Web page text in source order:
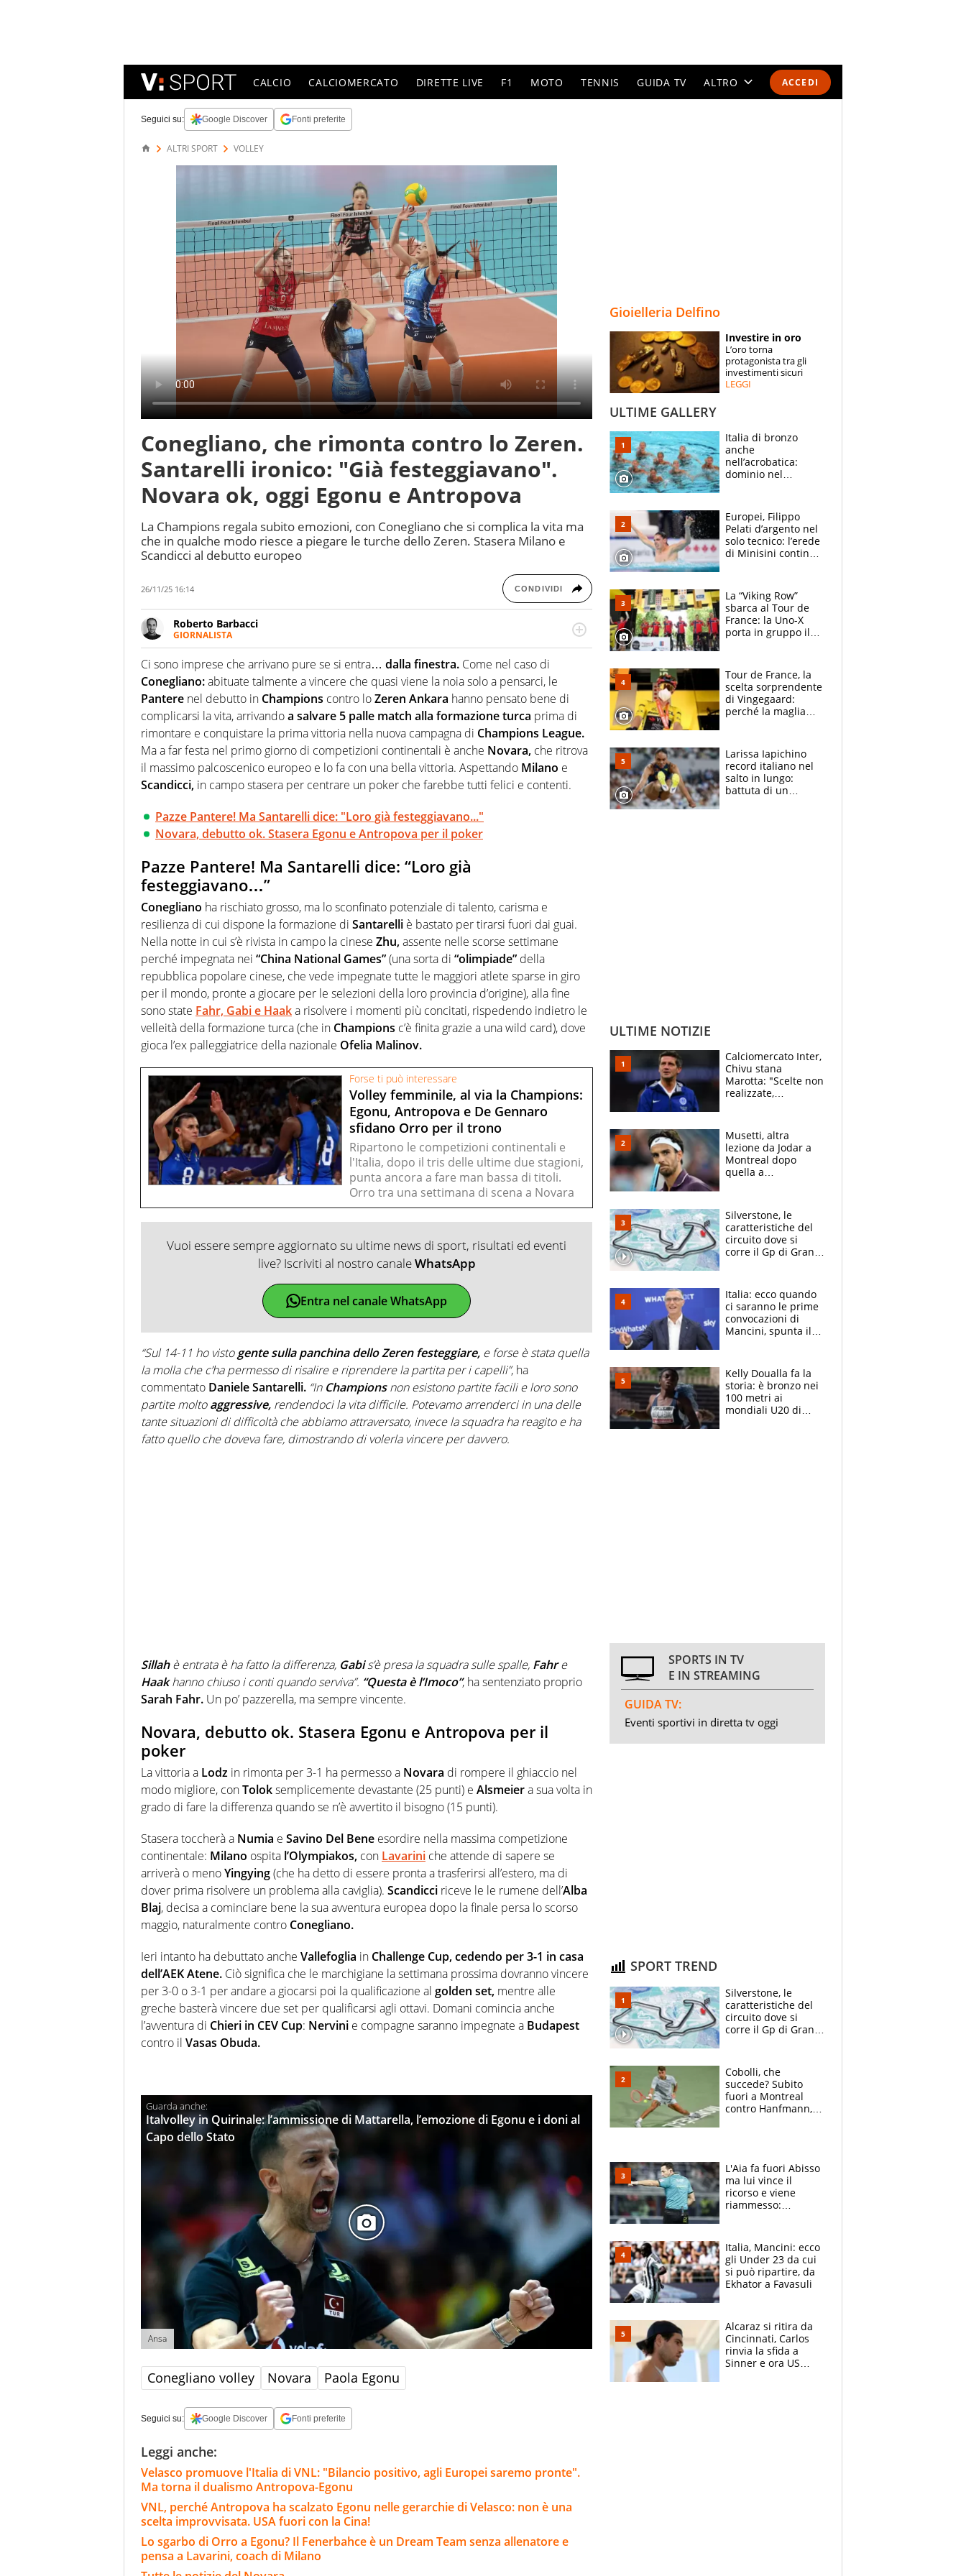
ACCEDI
CALCIO CALCIOMERCATO DIRETTE LIVE F1 MOTO TENNIS GUIDA TV ALTRO
SPECIALI
ESPERTI
Seguici su: Google Discover Fonti preferite
ALTRI SPORT VOLLEY
Conegliano, che rimonta contro lo Zeren.
Santarelli ironico: "Già festeggiavano".
Novara ok, oggi Egonu e Antropova
La Champions regala subito emozioni, con Conegliano che si complica la vita ma
che in qualche modo riesce a piegare le turche dello Zeren. Stasera Milano e
Scandicci al debutto europeo
26/11/25 16:14 CONDIVIDI
Roberto Barbacci
GIORNALISTA
Giornalista (pubblicista) sportivo a tutto campo, è il tuttologo di Virgilio Sport. Provate a
chiedergli di boxe, di scherma, di volley o di curling: ve ne farà innamorare
Ci sono imprese che arrivano pure se si entra… dalla finestra. Come nel caso di
Conegliano:abituate talmente a vincere che quasi viene la noia solo a pensarci, le
Pantere nel debutto in Champions contro loZeren Ankara hanno pensato bene di
complicarsi la vita, arrivandoa salvare 5 palle match alla formazione turca prima di
rimontare e conquistare la prima vittoria nella nuova campagna di Champions League.
Ma a far festa nel primo giorno di competizioni continentali è anche Novara, che ritrova
il massimo palcoscenico europeo e lo fa con una bella vittoria. Aspettando Milano e
Scandicci, in campo stasera per centrare un poker che farebbe tutti felici e contenti.
Pazze Pantere! Ma Santarelli dice: "Loro già festeggiavano..."
Novara, debutto ok. Stasera Egonu e Antropova per il poker
Pazze Pantere! Ma Santarelli dice: “Loro già
festeggiavano…”
Conegliano ha rischiato grosso, ma lo sconfinato potenziale di talento, carisma e
resilienza di cui dispone la formazione di Santarelli è bastato per tirarsi fuori dai guai.
Nella notte in cui s’è rivista in campo la cinese Zhu,assente nelle scorse settimane
perché impegnata nei “China National Games”(una sorta di “olimpiade” della
repubblica popolare cinese, che vede impegnate tutte le maggiori atlete sparse in giro
per il mondo, pronte a giocare per le selezioni della loro provincia d’origine), alla fine
sono state Fahr, Gabie Haaka risolvere i momenti più concitati, rispedendo indietro le
velleità della formazione turca (che in Champions c’è finita grazie a una wild card), dove
gioca l’ex palleggiatrice della nazionale Ofelia Malinov.
Forse ti può interessare
Volley femminile, al via la Champions:
Egonu, Antropova e De Gennaro
sfidano Orro per il trono
Ripartono le competizioni continentali e
l'Italia, dopo il tris delle ultime due stagioni,
punta ancora a fare man bassa di titoli.
Orro tra una settimana di scena a Novara
Vuoi essere sempre aggiornato su ultime news di sport, risultati ed eventi
live? Iscriviti al nostro canaleWhatsApp
Entra nel canale WhatsApp
“Sul 14-11 ho vistogente sulla panchina dello Zeren festeggiare, e forse è stata quella
la molla che c’ha permesso di risalire e riprendere la partita per i capelli”, ha
commentato Daniele Santarelli. “In Championsnon esistono partite facili e loro sono
partite moltoaggressive, rendendoci la vita difficile. Potevamo arrenderci in una delle
tante situazioni di difficoltà che abbiamo attraversato, invece la squadra ha reagito e ha
fatto quello che doveva fare, dimostrando di volerla vincere per davvero.
Sillahè entrata è ha fatto la differenza, Gabis’è presa la squadra sulle spalle, Fahre
Haakhanno chiuso i conti quando serviva”. “Questa è l’Imoco”, ha sentenziato proprio
Sarah Fahr. Un po’ pazzerella, ma sempre vincente.
Novara, debutto ok. Stasera Egonu e Antropova per il
poker
La vittoria a Lodz in rimonta per 3-1 ha permesso a Novara di rompere il ghiaccio nel
modo migliore, conToloksemplicemente devastante (25 punti) e Alsmeiera sua volta in
grado di fare la differenza quando se n’è avvertito il bisogno (15 punti).
Stasera toccherà a Numia e Savino Del Bene esordire nella massima competizione
continentale: Milano ospita l’Olympiakos, con Lavarini che attende di sapere se
arriverà o menoYingying(che ha detto di essere pronta a trasferirsi all’estero, ma di
dover prima risolvere un problema alla caviglia). Scandicci riceve le le rumene dell’Alba
Blaj, decisa a cominciare bene la sua avventura europea dopo la finale persa lo scorso
maggio, naturalmente contro Conegliano.
Ieri intanto ha debuttato anche Vallefoglia in Challenge Cup, cedendo per 3-1 in casa
dell’AEK Atene. Ciò significa che le marchigiane la settimana prossima dovranno vincere
per 3-0 o 3-1 per andare a giocarsi poi la qualificazione al golden set, mentre alle
greche basterà vincere due set per qualificarsi agli ottavi. Domani comincia anche
l’avventura di Chieri in CEV Cup: Nervini e compagne saranno impegnate a Budapest
contro il Vasas Obuda.
Italvolley in Quirinale: l’ammissione di Mattarella, l’emozione di Egonu e i doni al
Capo dello Stato
Ansa
Conegliano volley Novara Paola Egonu
Seguici su: Google Discover Fonti preferite
Leggi anche:
Velasco promuove l'Italia di VNL: "Bilancio positivo, agli Europei saremo pronte".
Ma torna il dualismo Antropova-Egonu
VNL, perché Antropova ha scalzato Egonu nelle gerarchie di Velasco: non è una
scelta improvvisata. USA fuori con la Cina!
Lo sgarbo di Orro a Egonu? Il Fenerbahce è un Dream Team senza allenatore e
pensa a Lavarini, coach di Milano
Gioielleria Delfino
Investire in oro
L’oro torna
protagonista tra gli
investimenti sicuri
LEGGI
ULTIME GALLERY
Italia di bronzo
anche
nell’acrobatica:
dominio nel
e compagni
continuare
Europei, Filippo
Pelati d’argento nel
solo tecnico: l’erede
di Minisini continua
mirino
La “Viking Row”
sbarca al Tour de
France: la Uno-X
porta in gruppo il
compagni
Tour de France, la
scelta sorprendente
di Vingegaard:
perché la maglia
rischio da evitare
Larissa Iapichino
record italiano nel
salto in lungo:
battuta di un
ULTIME NOTIZIE
Calciomercato Inter,
Chivu stana
Marotta: "Scelte non
realizzate,
squadra"
Musetti, altra
lezione da Jodar a
Montreal dopo
quella a
tutto"
Silverstone, le
caratteristiche del
circuito dove si
corre il Gp di Gran
Italia: ecco quando
ci saranno le prime
convocazioni di
Mancini, spunta il
Kelly Doualla fa la
storia: è bronzo nei
100 metri ai
mondiali U20 di
SPORTS IN TV
E IN STREAMING
GUIDA TV:
Eventi sportivi in diretta tv oggi
SPORT TREND
Silverstone, le
caratteristiche del
circuito dove si
corre il Gp di Gran
Cobolli, che
succede? Subito
fuori a Montreal
contro Hanfmann,
L'Aia fa fuori Abisso
ma lui vince il
ricorso e viene
riammesso:
Italia, Mancini: ecco
gli Under 23 da cui
si può ripartire, da
Ekhator a Favasuli
Alcaraz si ritira da
Cincinnati, Carlos
rinvia la sfida a
Sinner e ora US